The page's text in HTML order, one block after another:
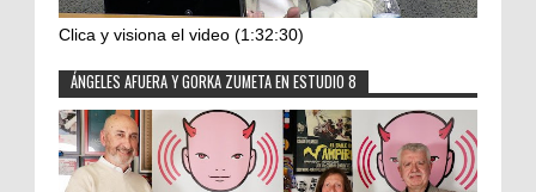
Clica y visiona el video (1:32:30)
ÁNGELES AFUERA Y GORKA ZUMETA EN ESTUDIO 8